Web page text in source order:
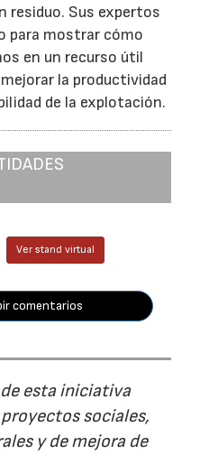
residuo. Sus expertos
para mostrar cómo
en un recurso útil
la productividad
de la explotación.
Ver stand virtual
comentarios
esta iniciativa
sociales,
y de mejora de